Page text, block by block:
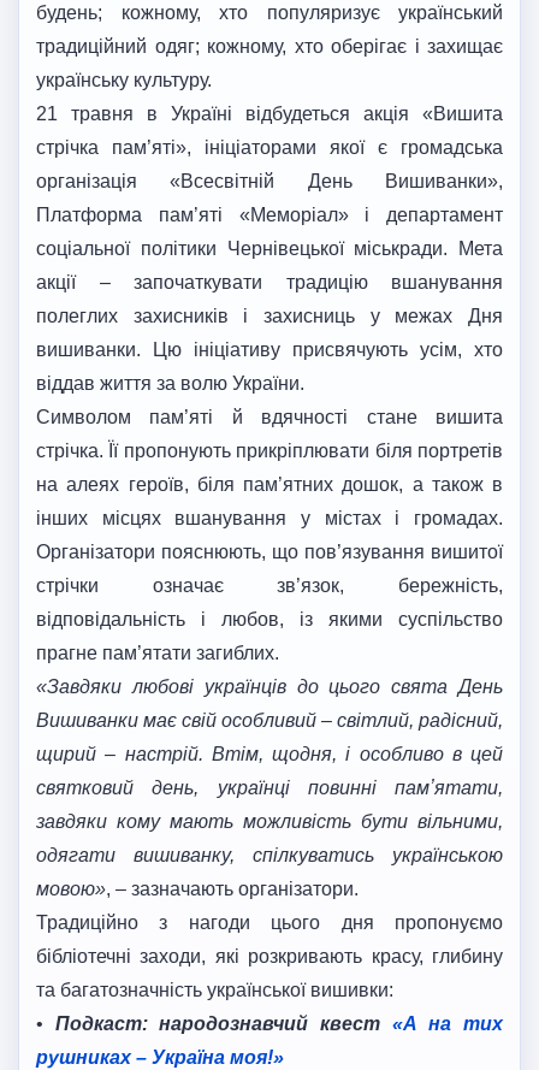
будень; кожному, хто популяризує український
традиційний одяг; кожному, хто оберігає і захищає
українську культуру.
21 травня в Україні відбудеться акція «Вишита
стрічка пам’яті», ініціаторами якої є громадська
організація «Всесвітній День Вишиванки»,
Платформа пам’яті «Меморіал» і департамент
соціальної політики Чернівецької міськради. Мета
акції – започаткувати традицію вшанування
полеглих захисників і захисниць у межах Дня
вишиванки. Цю ініціативу присвячують усім, хто
віддав життя за волю України.
Символом пам’яті й вдячності стане вишита
стрічка. Її пропонують прикріплювати біля портретів
на алеях героїв, біля пам’ятних дошок, а також в
інших місцях вшанування у містах і громадах.
Організатори пояснюють, що пов’язування вишитої
стрічки означає зв’язок, бережність,
відповідальність і любов, із якими суспільство
прагне пам’ятати загиблих.
«Завдяки любові українців до цього свята День
Вишиванки має свій особливий – світлий, радісний,
щирий – настрій. Втім, щодня, і особливо в цей
святковий день, українці повинні памʼятати,
завдяки кому мають можливість бути вільними,
одягати вишиванку, спілкуватись українською
мовою», – зазначають організатори.
Традиційно з нагоди цього дня пропонуємо
бібліотечні заходи, які розкривають красу, глибину
та багатозначність української вишивки:
• Подкаст: народознавчий квест «А на тих
рушниках – Україна моя!»